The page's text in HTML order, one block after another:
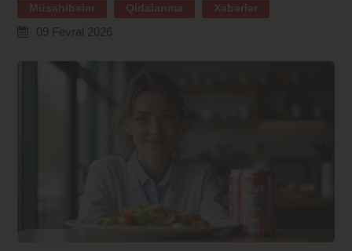
Müsahibələr Qidalanma Xəbərlər
09 Fevral 2026